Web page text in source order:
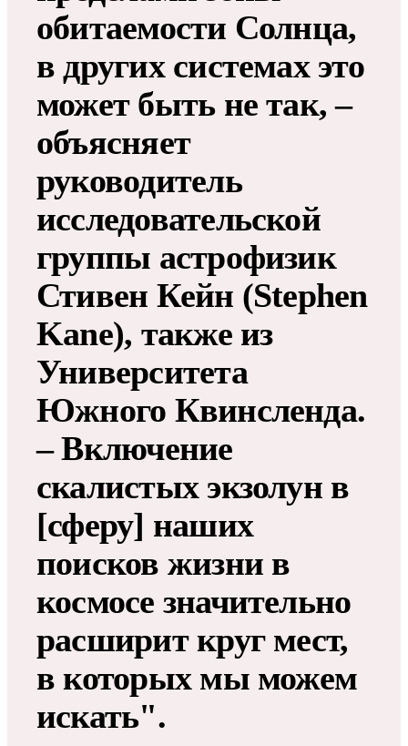
обитаемости Солнца,
в других системах это
может быть не так, –
объясняет
руководитель
исследовательской
группы астрофизик
Стивен Кейн (Stephen
Kane), также из
Университета
Южного Квинсленда.
– Включение
скалистых экзолун в
[сферу] наших
поисков жизни в
космосе значительно
расширит круг мест,
в которых мы можем
искать".